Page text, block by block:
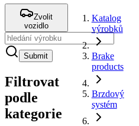
Zvolit
vozidlo
Submit
Filtrovat
podle
kategorie
Katalog
výrobků
Brake
products
Brzdový
systém